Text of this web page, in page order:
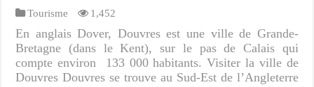
Tourisme 1,452
En anglais Dover, Douvres est une ville de Grande-
Bretagne (dans le Kent), sur le pas de Calais qui
compte environ 133 000 habitants. Visiter la ville de
Douvres Douvres se trouve au Sud-Est de l’Angleterre